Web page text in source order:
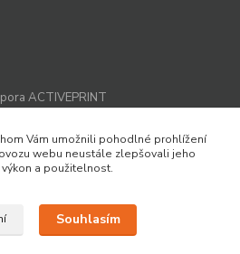
ACTIVEPRINT
Vám umožnili pohodlné prohlížení
webu neustále zlepšovali jeho
a použitelnost.
Souhlasím